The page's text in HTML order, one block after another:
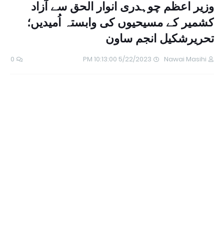
وزیر اعظم چوہدری انوار الحق سے آزاد
کشمیر کے مسیحیوں کی وابستہ اُمیدیں؛
تحریرشکیل انجم ساون
Nawai Masihi
5/22/2023 10:13:00 PM
0